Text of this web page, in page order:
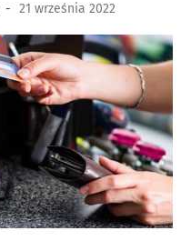
- 21 września 2022